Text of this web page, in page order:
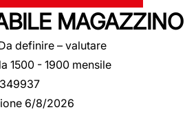
MAGAZZINO
definire – valutare
1500 - 1900 mensile
349937
6/8/2026